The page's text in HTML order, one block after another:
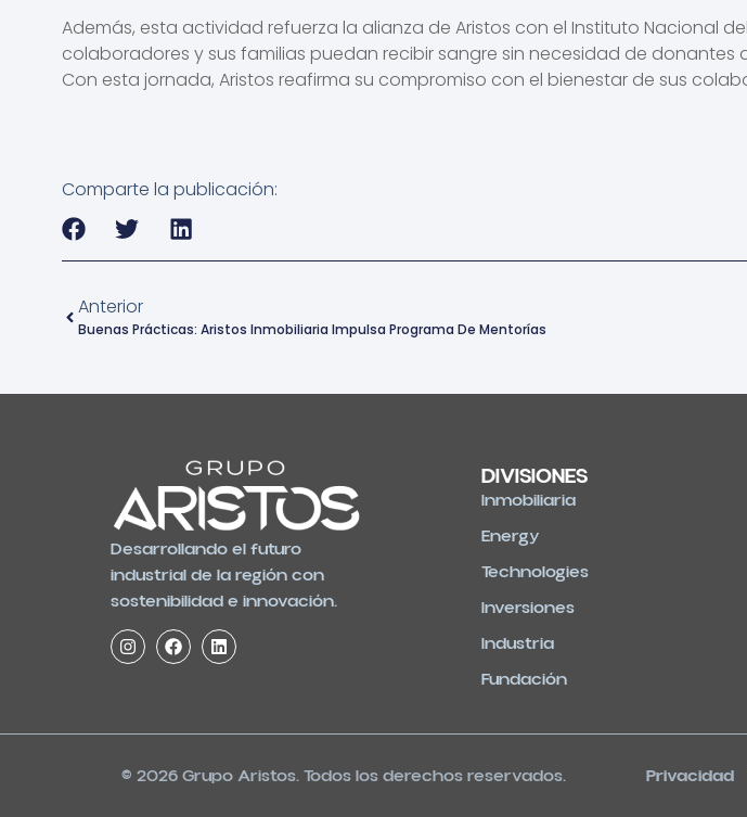
Además, esta actividad refuerza la alianza de Aristos con el Instituto Nacional
colaboradores y sus familias puedan recibir sangre sin necesidad de
Con esta jornada, Aristos reafirma su compromiso con el bienestar de sus
Comparte la publicación:
Anterior
Buenas Prácticas: Aristos Inmobiliaria Impulsa Programa De Mentorías
Desarrollando el futuro
industrial de la región con
sostenibilidad e innovación.
DIVISIONES
Inmobiliaria
Energy
Technologies
Inversiones
Industria
Fundación
© 2026 Grupo Aristos. Todos los derechos reservados. Privacidad